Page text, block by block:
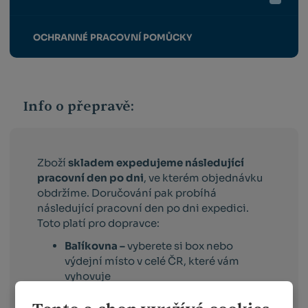
OCHRANNÉ PRACOVNÍ POMŮCKY
Info o přepravě:
Zbožískladem expedujeme následující
pracovní den po dni, ve kterém objednávku
obdržíme. Doručování pak probíhá
následující pracovní den po dni expedici.
Toto platí pro dopravce:
Balíkovna –vyberete si box nebo
výdejní místo v celé ČR, které vám
vyhovuje